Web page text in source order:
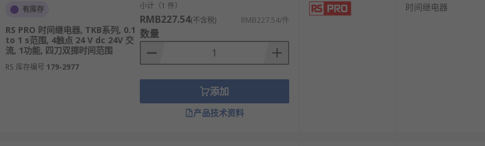
有库存
RS PRO 时间继电器, TKB系列, 0.1
to 1 s范围, 4触点 24 V dc 24V 交
流, 1功能, 四刀双掷时间范围
RS 库存编号 179-2977
小计（1 件）
RMB227.54(不含税) RMB227.54/件
数量
添加
产品技术资料
时间继电器